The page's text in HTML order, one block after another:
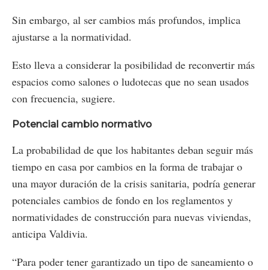
Sin embargo, al ser cambios más profundos, implica
ajustarse a la normatividad.
Esto lleva a considerar la posibilidad de reconvertir más
espacios como salones o ludotecas que no sean usados
con frecuencia, sugiere.
Potencial cambio normativo
La probabilidad de que los habitantes deban seguir más
tiempo en casa por cambios en la forma de trabajar o
una mayor duración de la crisis sanitaria, podría generar
potenciales cambios de fondo en los reglamentos y
normatividades de construcción para nuevas viviendas,
anticipa Valdivia.
“Para poder tener garantizado un tipo de saneamiento o